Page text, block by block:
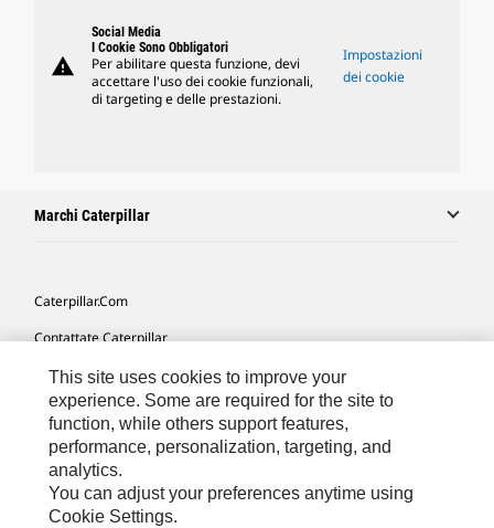
warning
Social Media
I Cookie Sono Obbligatori
Per abilitare questa funzione, devi
accettare l'uso dei cookie funzionali,
di targeting e delle prestazioni.
Impostazioni
dei cookie
Marchi Caterpillar
Caterpillar.com
Contattate Caterpillar
Le Mie Preferenze Di Marketing
Mappa Del Sito
Cookie Settings
Informazioni Legali
Tutela Della Privacy
This site uses cookies to improve your
experience. Some are required for the site to
function, while others support features,
performance, personalization, targeting, and
analytics.
You can adjust your preferences anytime using
Cookie Settings.